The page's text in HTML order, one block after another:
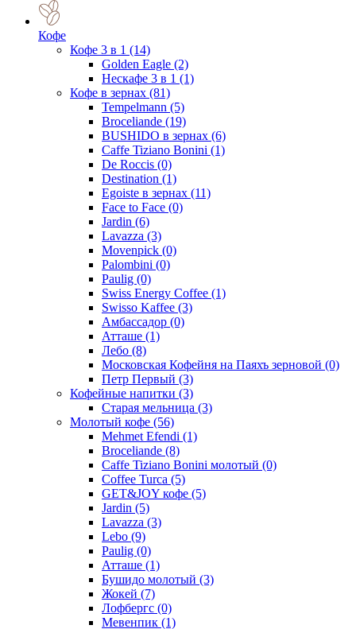
Кофе
Кофе 3 в 1 (14)
Golden Eagle (2)
Нескафе 3 в 1 (1)
Кофе в зернах (81)
Tempelmann (5)
Broceliande (19)
BUSHIDO в зернах (6)
Caffe Tiziano Bonini (1)
De Roccis (0)
Destination (1)
Egoiste в зернах (11)
Face to Face (0)
Jardin (6)
Lavazza (3)
Movenpick (0)
Palombini (0)
Paulig (0)
Swiss Energy Coffee (1)
Swisso Kaffee (3)
Амбассадор (0)
Атташе (1)
Лебо (8)
Московская Кофейня на Паяхъ зерновой (0)
Петр Первый (3)
Кофейные напитки (3)
Старая мельница (3)
Молотый кофе (56)
Mehmet Efendi (1)
Broceliande (8)
Caffe Tiziano Bonini молотый (0)
Coffee Turca (5)
GET&JOY кофе (5)
Jardin (5)
Lavazza (3)
Lebo (9)
Paulig (0)
Атташе (1)
Бушидо молотый (3)
Жокей (7)
Лофбергс (0)
Мевенпик (1)